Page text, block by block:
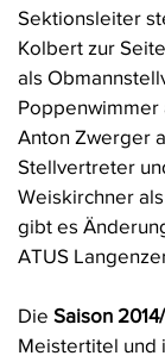
Sektionsleiter
Kolbert zur
als
Poppenwimmer
Anton Zwerger
Stellvertreter
Weiskirchner
gibt es
ATUS
Die Saison
Meistertitel und